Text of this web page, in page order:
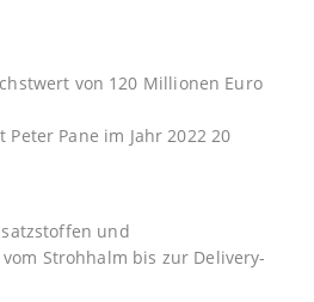
von 120 Millionen Euro
Pane im Jahr 2022 20
und
Strohhalm bis zur Delivery-